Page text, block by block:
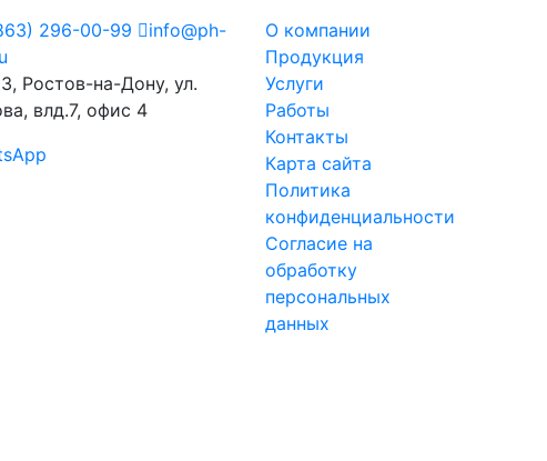
296-00-99
info@ph-
Ростов-на-Дону, ул.
влд.7, офис 4
О компании
Продукция
Услуги
Работы
Контакты
Карта сайта
Политика
конфиденциальности
Согласие на
обработку
персональных
данных